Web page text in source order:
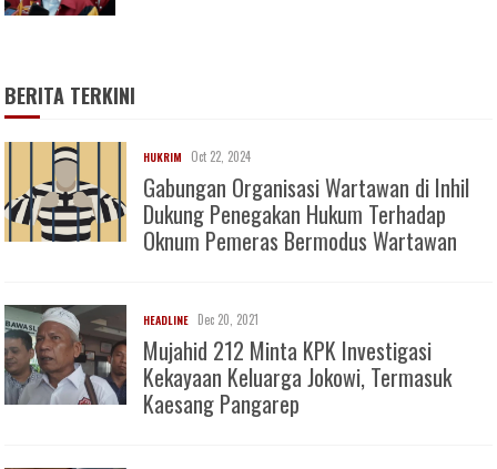
BERITA TERKINI
HUKRIM Oct 22, 2024
Gabungan Organisasi Wartawan di Inhil
Dukung Penegakan Hukum Terhadap
Oknum Pemeras Bermodus Wartawan
HEADLINE Dec 20, 2021
Mujahid 212 Minta KPK Investigasi
Kekayaan Keluarga Jokowi, Termasuk
Kaesang Pangarep